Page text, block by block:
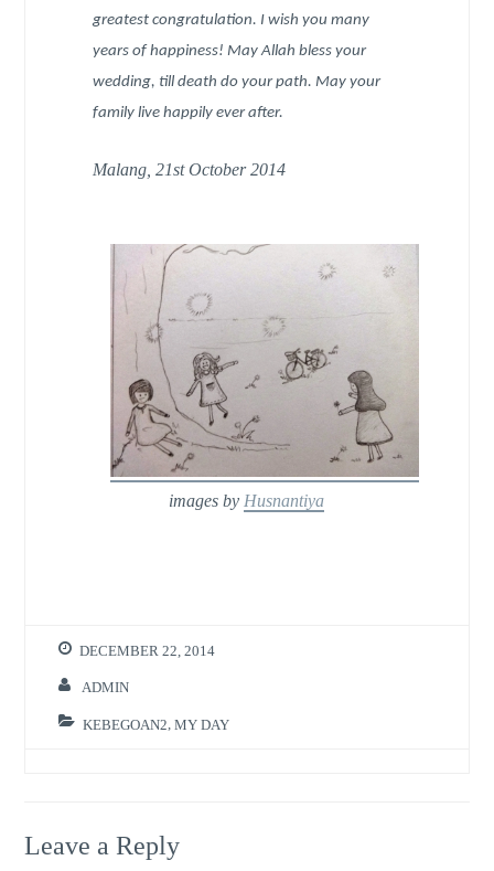
greatest congratulation. I wish you many
years of happiness! May Allah bless your
wedding, till death do your path. May your
family live happily ever after.
Malang, 21st October 2014
images by Husnantiya
DECEMBER 22, 2014
ADMIN
KEBEGOAN2 ,MY DAY
Leave a Reply